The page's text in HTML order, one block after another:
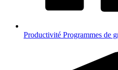
Productivité Programmes de